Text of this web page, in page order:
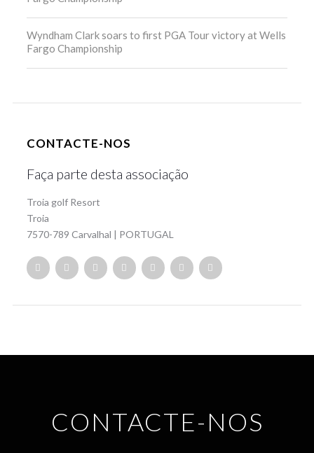
Wyndham Clark soars to first PGA Tour victory at Wells
Fargo Championship
CONTACTE-NOS
Faça parte desta associação
Troia golf Resort
Troia
7570-789 Carvalhal | PORTUGAL
CONTACTE-NOS